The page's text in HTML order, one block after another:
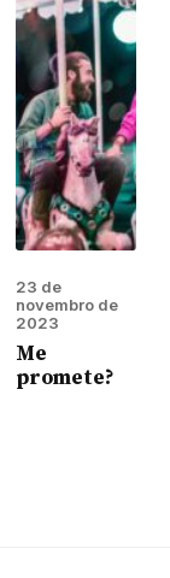
23 de
novembro de
2023
Me
promete?